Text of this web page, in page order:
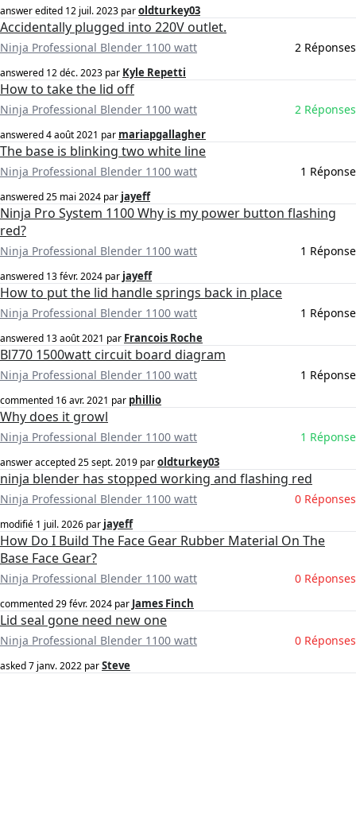
answer edited 12 juil. 2023 paroldturkey03
Accidentally plugged into 220V outlet.
Ninja Professional Blender 1100 watt 2 Réponses
answered 12 déc. 2023 par Kyle Repetti
How to take the lid off
Ninja Professional Blender 1100 watt 2 Réponses
answered4 août 2021 par mariapgallagher
The base is blinking two white line
Ninja Professional Blender 1100 watt 1 Réponse
answered25 mai 2024 par jayeff
Ninja Pro System 1100 Why is my power button flashing
red?
Ninja Professional Blender 1100 watt 1 Réponse
answered 13 févr. 2024 par jayeff
How to put the lid handle springs back in place
Ninja Professional Blender 1100 watt 1 Réponse
answered 13 août 2021 par Francois Roche
Bl770 1500watt circuit board diagram
Ninja Professional Blender 1100 watt 1 Réponse
commented 16 avr. 2021 par phillio
Why does it growl
Ninja Professional Blender 1100 watt 1 Réponse
answer accepted25 sept. 2019 paroldturkey03
ninja blender has stopped working and flashing red
Ninja Professional Blender 1100 watt 0 Réponses
modifié 1 juil. 2026 par jayeff
How Do I Build The Face Gear Rubber Material On The
Base Face Gear?
Ninja Professional Blender 1100 watt 0 Réponses
commented29 févr. 2024 par James Finch
Lid seal gone need new one
Ninja Professional Blender 1100 watt 0 Réponses
asked7 janv. 2022 parSteve